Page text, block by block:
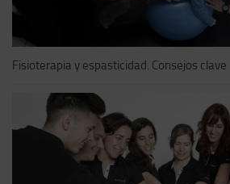
Fisioterapia y espasticidad. Consejos clave